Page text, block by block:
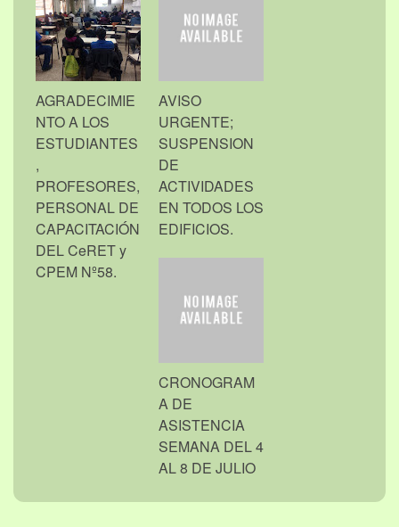
AGRADECIMIE
NTO A LOS
ESTUDIANTES
,
PROFESORES,
PERSONAL DE
CAPACITACIÓN
DEL CeRET y
CPEM Nº58.
AVISO
URGENTE;
SUSPENSION
DE
ACTIVIDADES
EN TODOS LOS
EDIFICIOS.
CRONOGRAM
A DE
ASISTENCIA
SEMANA DEL 4
AL 8 DE JULIO